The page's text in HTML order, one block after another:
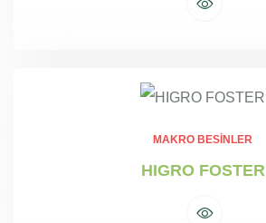
MAKRO BESINLER
HIGRO FOSTER